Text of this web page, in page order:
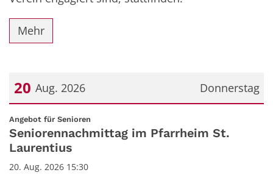
Mehr
Donnerstag
20 Aug. 2026
Datum: 20. August 2026
Angebot für Senioren
Seniorennachmittag im Pfarrheim St.
Laurentius
20. Aug. 2026 15:30